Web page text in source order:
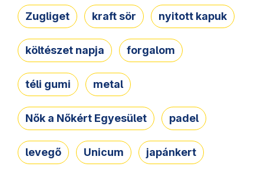
Zugliget kraft sör nyitott kapuk
költészet napja forgalom
téli gumi metal
Nők a Nőkért Egyesület padel
levegő Unicum japánkert